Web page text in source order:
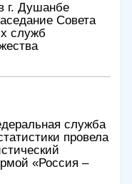
г. Душанбе
Совета
служб
служба
провела
«Россия –